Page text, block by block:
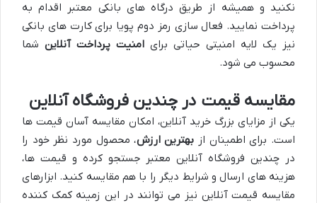
نکنید و همیشه از طریق درگاه های بانکی معتبر اقدام به
پرداخت نمایید. فعال سازی رمز دوم پویا برای کارت های بانکی
نیز یک لایه امنیتی حیاتی برای امنیت پرداخت آنلاین شما
محسوب می شود.
مقایسه قیمت در چندین فروشگاه آنلاین
یکی از مزایای بزرگ خرید آنلاین، امکان مقایسه آسان قیمت ها
است. برای اطمینان از بهترین ارزش، محصول مورد نظر خود را
در چندین فروشگاه آنلاین معتبر جستجو کرده و قیمت ها،
هزینه های ارسال و شرایط دیگر را با هم مقایسه کنید. ابزارهای
مقایسه قیمت آنلاین نیز می توانند در این زمینه کمک کننده